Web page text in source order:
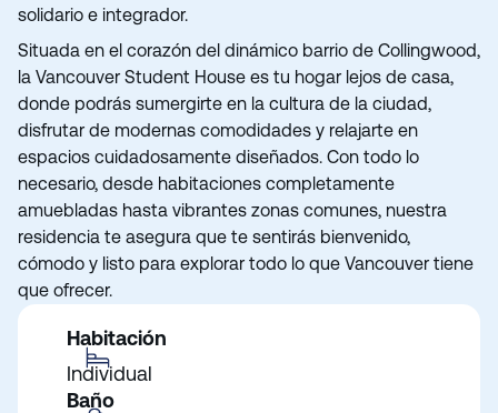
solidario e integrador.
Situada en el corazón del dinámico barrio de Collingwood,
la Vancouver Student House es tu hogar lejos de casa,
donde podrás sumergirte en la cultura de la ciudad,
disfrutar de modernas comodidades y relajarte en
espacios cuidadosamente diseñados. Con todo lo
necesario, desde habitaciones completamente
amuebladas hasta vibrantes zonas comunes, nuestra
residencia te asegura que te sentirás bienvenido,
cómodo y listo para explorar todo lo que Vancouver tiene
que ofrecer.
Habitación
Individual
Baño